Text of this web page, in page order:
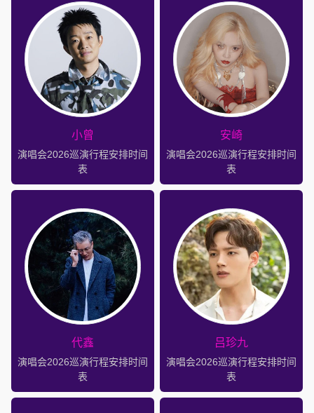
小曾
演唱会2026巡演行程安排时间
表
安崎
演唱会2026巡演行程安排时间
表
代鑫
演唱会2026巡演行程安排时间
表
吕珍九
演唱会2026巡演行程安排时间
表